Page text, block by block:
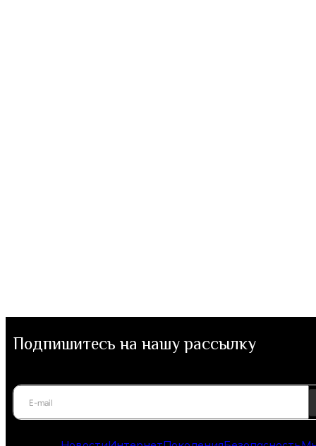
Подпишитесь на нашу рассылку